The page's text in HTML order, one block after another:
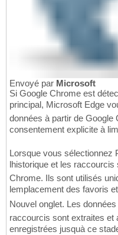
Envoyé par Microsoft
Si Google Chrome est
principal, Microsoft Edge
données à partir de Google
consentement explicite à
Lorsque vous sélectionnez
lhistorique et les
Chrome. Ils sont utilisés
lemplacement des favoris
Nouvel onglet. Les
raccourcis sont extraites et
enregistrées jusquà ce